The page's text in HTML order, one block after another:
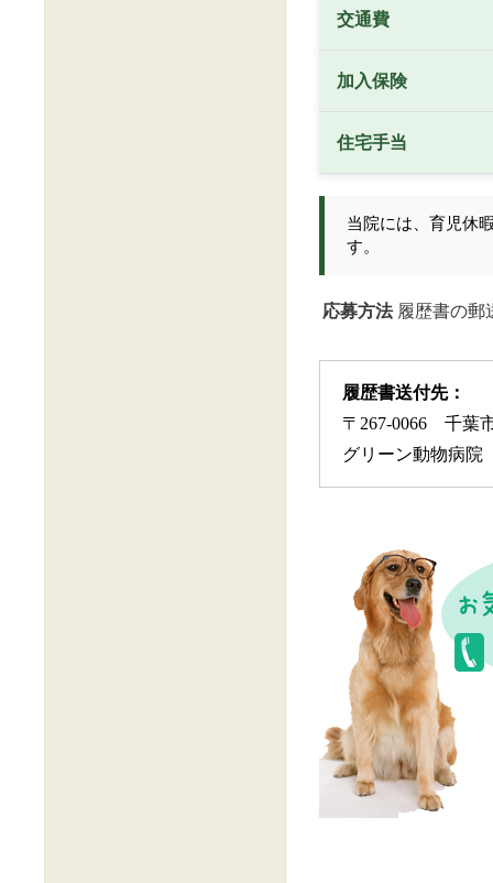
交通費
加入保険
住宅手当
当院には、育児休
す。
応募方法 履歴書の郵
履歴書送付先：
〒267-0066 千葉
グリーン動物病院